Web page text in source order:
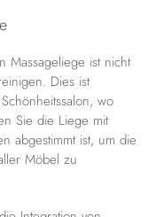
Massageliege ist nicht
Dies ist
wo
Sie die Liege mit
abgestimmt ist, um die
Möbel zu